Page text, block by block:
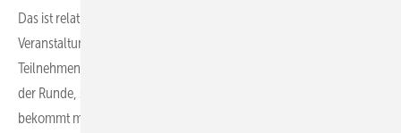
Das ist relativ einfach: Anonymes Feedback! Bei allen
Veranstaltungen frage ich im Nachgang nach der Meinung der
Teilnehmenden – anonym auf Postkarten, denn fragt man offen in
der Runde, sind die Rückmeldungen meist eher zurückhaltend. So
bekommt man meistens ein sehr gutes, faires Feedback zu Inhalt